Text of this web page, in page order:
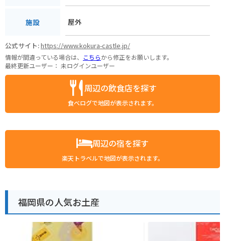
施設 屋外
公式サイト:https://www.kokura-castle.jp/
情報が間違っている場合は、 こちらから修正をお願いします。
最終更新ユーザー： 未ログインユーザー
周辺の飲食店を探す
食べログで地図が表示されます。
周辺の宿を探す
楽天トラベルで地図が表示されます。
福岡県の人気お土産